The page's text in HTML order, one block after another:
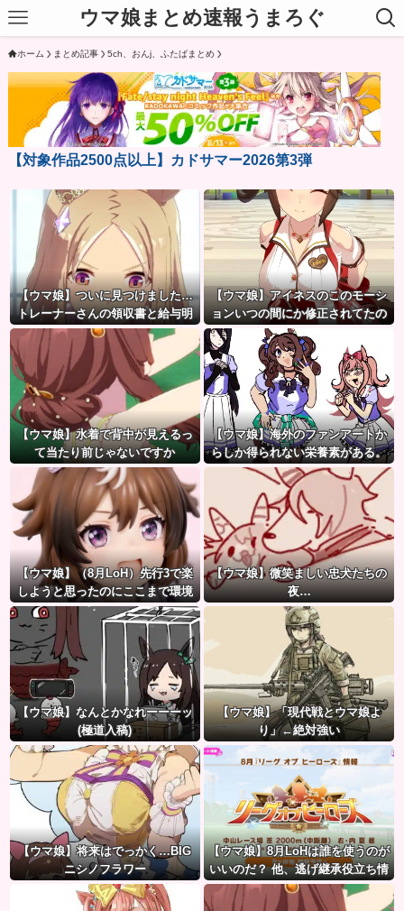
ウマ娘まとめ速報うまろぐ
ホーム まとめ記事 5ch、おんj、ふたばまとめ
【対象作品2500点以上】カドサマー2026第3弾
【ウマ娘】ついに見つけました…
トレーナーさんの領収書と給与明
細！！
【ウマ娘】アイネスのこのモーシ
ョンいつの間にか修正されてたの
か
【ウマ娘】水着で背中が見えるっ
て当たり前じゃないですか
【ウマ娘】海外のファンアートか
らしか得られない栄養素がある。
←「おデジ以外味付けが濃い
な…」
【ウマ娘】（8月LoH）先行3で楽
しようと思ったのにここまで環境
が変わるとは思わなかったのだ…
【ウマ娘】微笑ましい忠犬たちの
夜…
【ウマ娘】なんとかなれーーーッ
(極道入稿)
【ウマ娘】「現代戦とウマ娘よ
り」←絶対強い
【ウマ娘】将来はでっかく…BIG
ニシノフラワー
【ウマ娘】8月LoHは誰を使うのが
いいのだ？ 他、逃げ継承役立ち情
報など